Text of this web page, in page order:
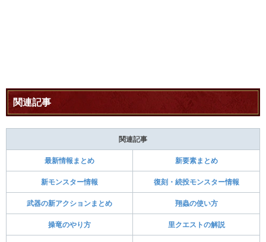
関連記事
関連記事
最新情報まとめ 新要素まとめ
新モンスター情報 復刻・続投モンスター情報
武器の新アクションまとめ 翔蟲の使い方
操竜のやり方 里クエストの解説